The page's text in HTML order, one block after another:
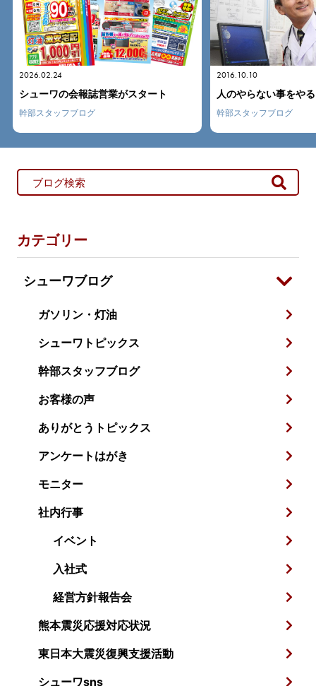
2016.10.10
人のやらない事をやる
幹部スタッフブログ
2024.10.22
第13回経営方針発表
幹部スタッフブログ
カテゴリー
シューワブログ
ガソリン・灯油
シューワトピックス
幹部スタッフブログ
お客様の声
ありがとうトピックス
アンケートはがき
モニター
社内行事
イベント
入社式
経営方針報告会
熊本震災応援対応状況
東日本大震災復興支援活動
シューワsns